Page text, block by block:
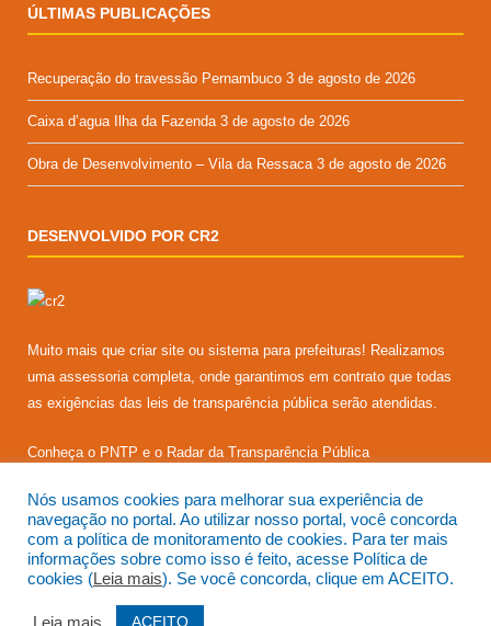
ÚLTIMAS PUBLICAÇÕES
Recuperação do travessão Pernambuco 3 de agosto de 2026
Caixa d’agua Ilha da Fazenda 3 de agosto de 2026
Obra de Desenvolvimento – Vila da Ressaca 3 de agosto de 2026
DESENVOLVIDO POR CR2
Muito mais que criar site ou sistema para prefeituras! Realizamos
uma assessoriacompleta, onde garantimos em contrato que todas
as exigências das leis de transparência públicaserão atendidas.
Conheça o PNTP e o Radar da Transparência Pública
Todos os direitos reservados a Prefeitura Municipal de Senador
José Porfírio.
Nós usamos cookies para melhorar sua experiência de
navegação no portal. Ao utilizar nosso portal, você concorda
com a política de monitoramento de cookies. Para ter mais
informações sobre como isso é feito, acesse Política de
cookies (Leia mais). Se você concorda, clique em ACEITO.
Leia mais ACEITO